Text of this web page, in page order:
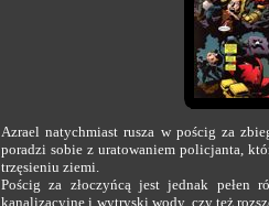
Azrael natychmiast rusza w pościg za
poradzi sobie z uratowaniem policjanta,
trzęsieniu ziemi.
Pościg za złoczyńcą jest jednak pełen
kanalizacyjne i wytryski wody, czy też